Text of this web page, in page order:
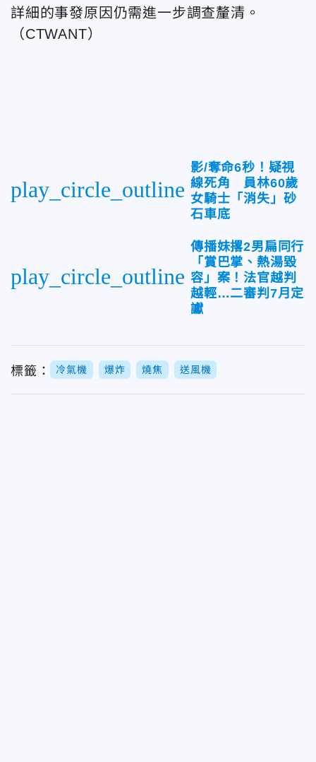
詳細的事發原因仍需進一步調查釐清。
（CTWANT）
play_circle_outline
影/奪命6秒！疑視
線死角 員林60歲
女騎士「消失」砂
石車底
play_circle_outline
傳播妹撂2男扁同行
「賞巴掌、熱湯毀
容」案！法官越判
越輕…二審判7月定
讞
標籤： 冷氣機 爆炸 燒焦 送風機